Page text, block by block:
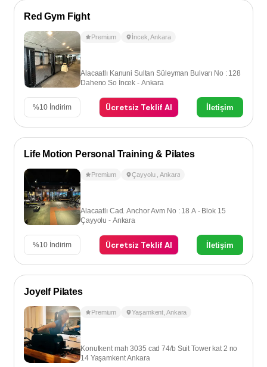
Red Gym Fight
Premium İncek ,Ankara
Alacaatlı Kanuni Sultan Süleyman Bulvarı No : 128
Daheno So İncek - Ankara
%10 İndirim Ücretsiz Teklif Al İletişim
Life Motion Personal Training & Pilates
Premium Çayyolu ,Ankara
Alacaatlı Cad. Anchor Avm No : 18 A - Blok 15
Çayyolu - Ankara
%10 İndirim Ücretsiz Teklif Al İletişim
Joyelf Pilates
Premium Yaşamkent ,Ankara
Konutkent mah 3035 cad 74/b Suit Tower kat 2 no
14 Yaşamkent Ankara